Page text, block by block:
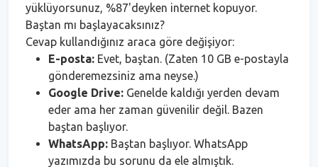
yüklüyorsunuz, %87'deyken internet kopuyor.
Baştan mı başlayacaksınız?
Cevap kullandığınız araca göre değişiyor:
E-posta: Evet, baştan. (Zaten 10 GB e-postayla
gönderemezsiniz ama neyse.)
Google Drive: Genelde kaldığı yerden devam
eder ama her zaman güvenilir değil. Bazen
baştan başlıyor.
WhatsApp: Baştan başlıyor. WhatsApp
yazımızda bu sorunu da ele almıştık.